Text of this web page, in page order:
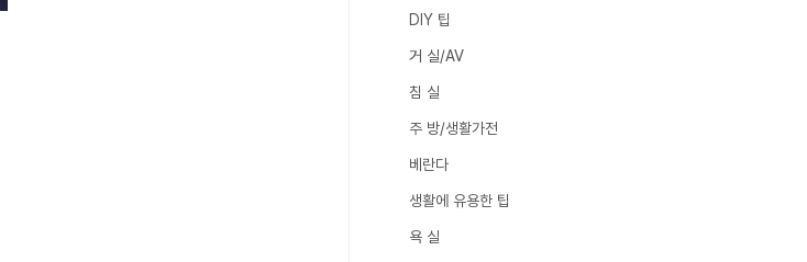
DIY 팁
거 실/AV
침 실
주 방/생활가전
베란다
생활에 유용한 팁
욕 실